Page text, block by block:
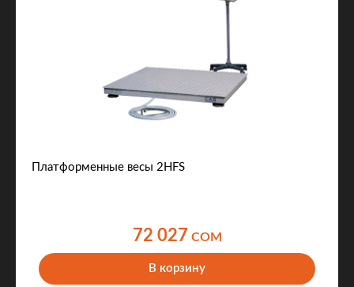
Платформенные весы 2HFS
72 027 COM
В корзину